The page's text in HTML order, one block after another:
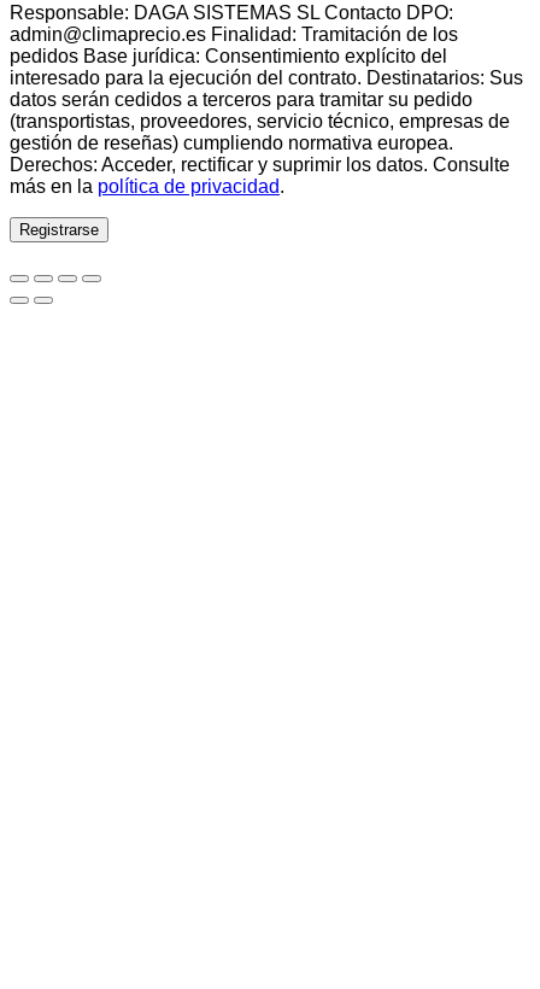
Responsable: DAGA SISTEMAS SL Contacto DPO:
admin@climaprecio.es Finalidad: Tramitación de los
pedidos Base jurídica: Consentimiento explícito del
interesado para la ejecución del contrato. Destinatarios: Sus
datos serán cedidos a terceros para tramitar su pedido
(transportistas, proveedores, servicio técnico, empresas de
gestión de reseñas) cumpliendo normativa europea.
Derechos: Acceder, rectificar y suprimir los datos. Consulte
más en la política de privacidad.
Registrarse